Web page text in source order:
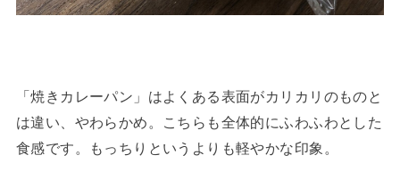
「焼きカレーパン」はよくある表面がカリカリのものと
は違い、やわらかめ。こちらも全体的にふわふわとした
食感です。もっちりというよりも軽やかな印象。